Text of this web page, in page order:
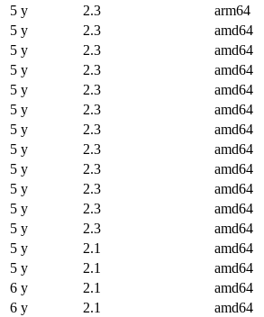
5 y
2.3 arm64
5 y
2.3 amd64
5 y
2.3 amd64
5 y
2.3 amd64
5 y
2.3 amd64
5 y
2.3 amd64
5 y
2.3 amd64
5 y
2.3 amd64
5 y
2.3 amd64
5 y
2.3 amd64
5 y
2.3 amd64
5 y
2.3 amd64
5 y
2.1 amd64
5 y
2.1 amd64
6 y
2.1 amd64
6 y
2.1 amd64